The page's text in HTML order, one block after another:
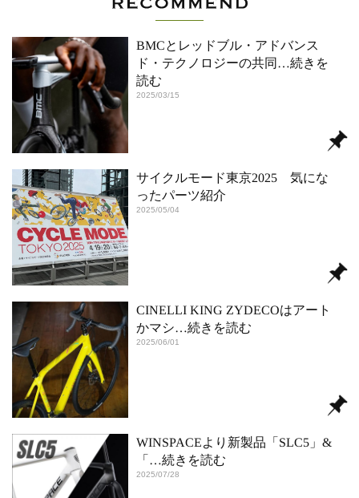
BMCとレッドブル・アドバンス
ド・テクノロジーの共同 …続きを
読む
2025/03/15
サイクルモード東京2025 気にな
ったパーツ紹介
2025/05/04
CINELLI KING ZYDECOはアート
かマシ…続きを読む
2025/06/01
WINSPACEより新製品「SLC5」&
「 …続きを読む
2025/07/28